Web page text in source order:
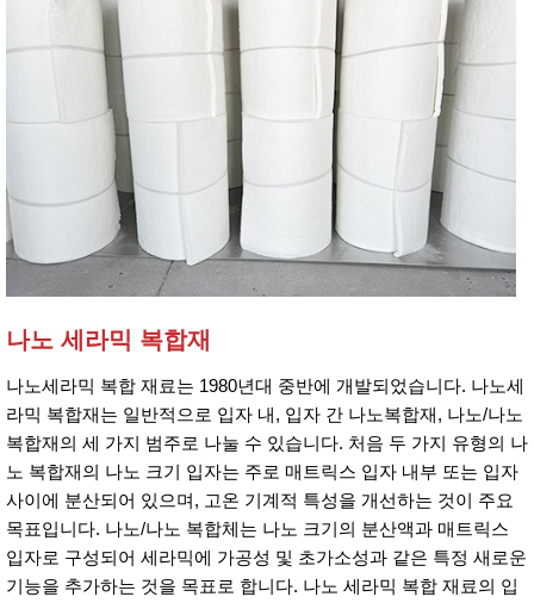
나노 세라믹 복합재
나노세라믹 복합 재료는 1980년대 중반에 개발되었습니다. 나노세
라믹 복합재는 일반적으로 입자 내, 입자 간 나노복합재, 나노/나노
복합재의 세 가지 범주로 나눌 수 있습니다. 처음 두 가지 유형의 나
노 복합재의 나노 크기 입자는 주로 매트릭스 입자 내부 또는 입자
사이에 분산되어 있으며, 고온 기계적 특성을 개선하는 것이 주요
목표입니다. 나노/나노 복합체는 나노 크기의 분산액과 매트릭스
입자로 구성되어 세라믹에 가공성 및 초가소성과 같은 특정 새로운
기능을 추가하는 것을 목표로 합니다. 나노 세라믹 복합 재료의 입